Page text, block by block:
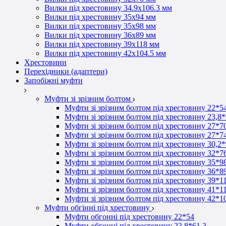
Вилки під хрестовину 34.9х106.3 мм
Вилки під хрестовину 35х94 мм
Вилки під хрестовину 35х98 мм
Вилки під хрестовину 36х89 мм
Вилки під хрестовину 39х118 мм
Вилки під хрестовину 42х104.5 мм
Хрестовини
Перехідники (адаптери)
Запобіжні муфти
Муфти зі зрізним болтом
Муфти зі зрізним болтом під хрестовину
Муфти зі зрізним болтом під хрестовину
Муфти зі зрізним болтом під хрестовину
Муфти зі зрізним болтом під хрестовину
Муфти зі зрізним болтом під хрестовину
Муфти зі зрізним болтом під хрестовину
Муфти зі зрізним болтом під хрестовину
Муфти зі зрізним болтом під хрестовину
Муфти зі зрізним болтом під хрестовину
Муфти зі зрізним болтом під хрестовину
Муфти зі зрізним болтом під хрестовину
Муфти обгінні під хрестовину
Муфти обгонні під хрестовину 22*54